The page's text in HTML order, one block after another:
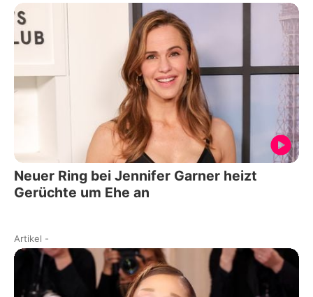
Neuer Ring bei Jennifer Garner heizt
Gerüchte um Ehe an
Artikel -